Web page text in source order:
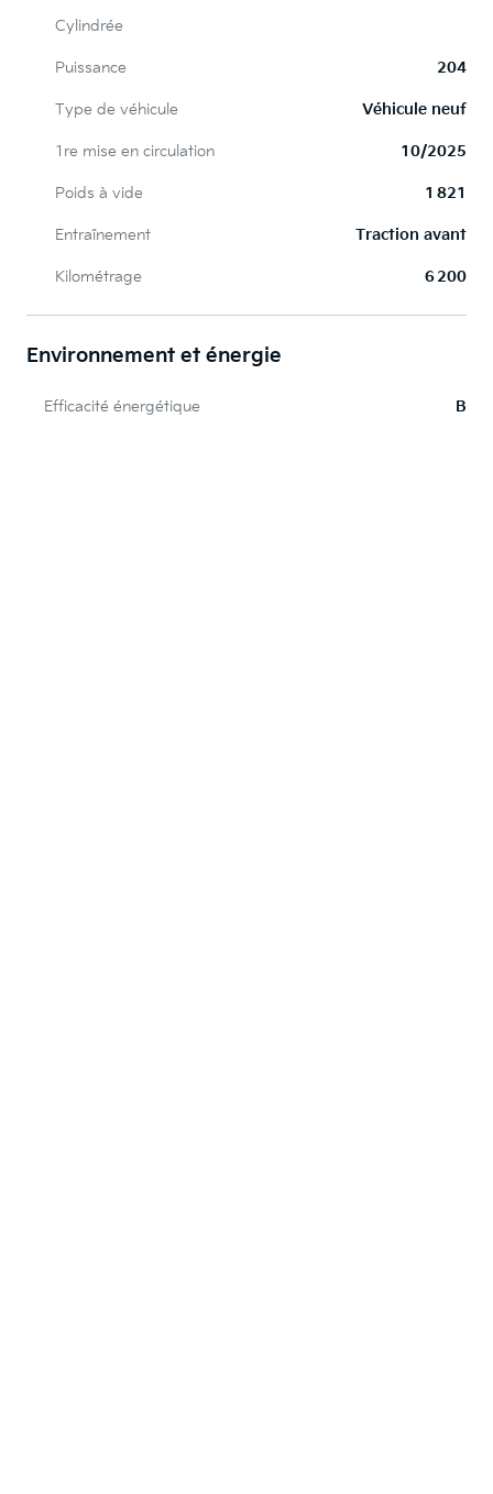
Cylindrée
Puissance 204
Type de véhicule Véhicule neuf
1re mise en circulation 10/2025
Poids à vide 1 821
Entraînement Traction avant
Kilométrage 6 200
Environnement et énergie
Efficacité énergétique B